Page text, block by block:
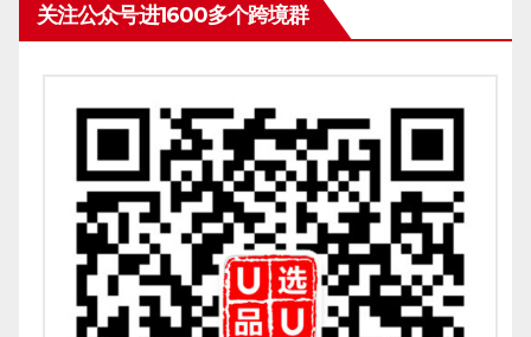
关注公众号进1600多个跨境群